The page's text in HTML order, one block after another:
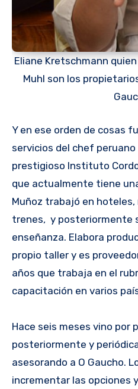
Eliane Kretschmann
Muhl son los
Y en ese orden de cosas
servicios del chef
prestigioso Instituto
que actualmente tiene
Muñoz trabajó en
trenes, y posteriormente
enseñanza. Elabora
propio taller y es
años que trabaja en el
capacitación en varios
Hace seis meses vino por
posteriormente y
asesorando a O Gaucho.
incrementar las opciones